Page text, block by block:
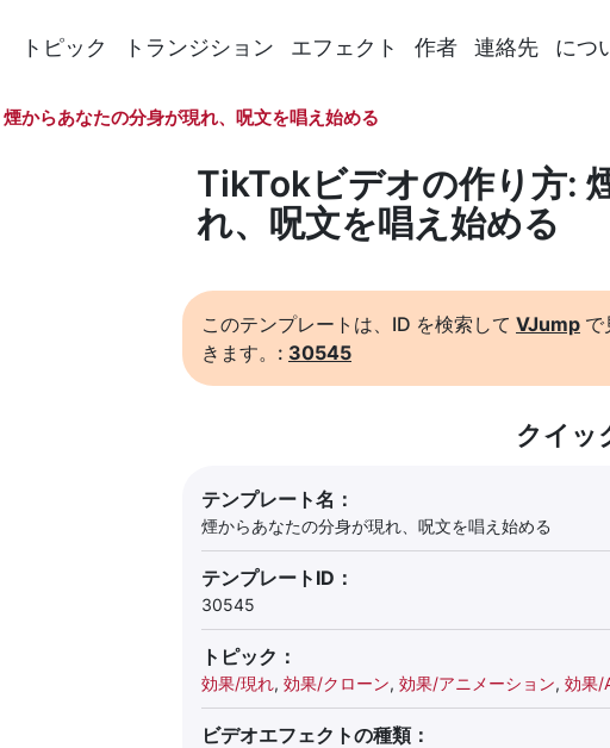
トピック トランジション エフェクト 作者 連絡先 につ
煙からあなたの分身が現れ、呪文を唱え始める
TikTokビデオの作り方:
れ、呪文を唱え始める
このテンプレートは、ID を検索して VJump で
きます。: 30545
クイッ
テンプレート名：
煙からあなたの分身が現れ、呪文を唱え始める
テンプレートID：
30545
トピック：
効果/現れ, 効果/クローン, 効果/アニメーション, 効果/
ビデオエフェクトの種類：